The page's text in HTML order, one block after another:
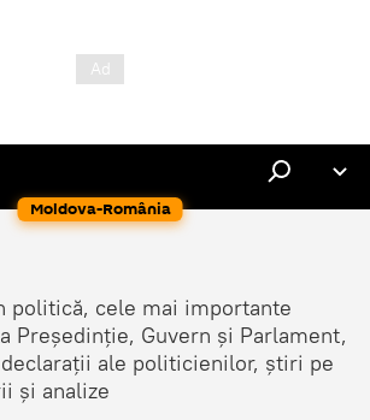
Moldova-România
politică, cele mai importante
Președinție, Guvern și Parlament,
ale politicienilor, știri pe
și analize